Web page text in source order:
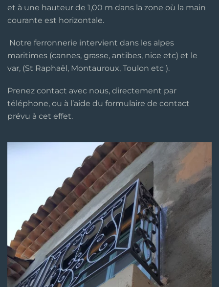
et à une hauteur de 1,00 m dans la zone où la main
courante est horizontale.
Notre ferronnerie intervient dans les alpes
maritimes (cannes, grasse, antibes, nice etc) et le
var, (St Raphaël, Montauroux, Toulon etc ).
Prenez contact avec nous, directement par
téléphone, ou à l’aide du formulaire de contact
prévu à cet effet.